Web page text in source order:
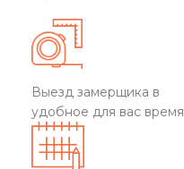
Выезд замерщика в
удобное для вас время